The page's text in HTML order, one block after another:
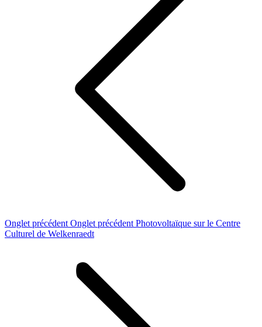
Onglet précédent Onglet précédent Photovoltaïque sur le Centre
Culturel de Welkenraedt